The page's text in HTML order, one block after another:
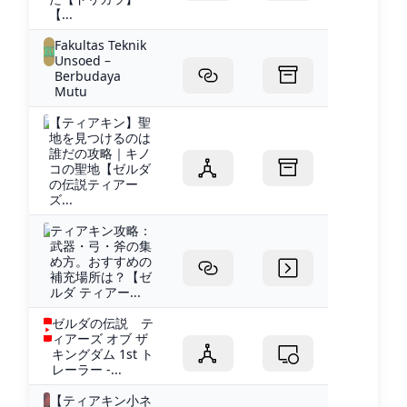
【...
Fakultas Teknik
Unsoed –
Berbudaya
Mutu
【ティアキン】聖
地を見つけるのは
誰だの攻略｜キノ
コの聖地【ゼルダ
の伝説ティアー
ズ...
ティアキン攻略：
武器・弓・斧の集
め方。おすすめの
補充場所は？【ゼ
ルダ ティアー...
ゼルダの伝説 テ
ィアーズ オブ ザ
キングダム 1st ト
レーラー -...
【ティアキン小ネ